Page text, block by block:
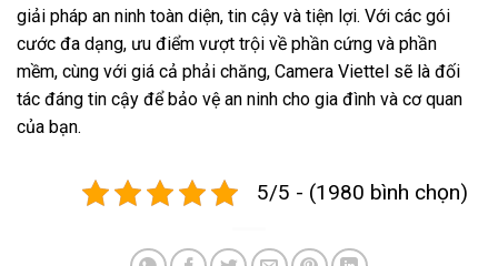
giải pháp an ninh toàn diện, tin cậy và tiện lợi. Với các gói
cước đa dạng, ưu điểm vượt trội về phần cứng và phần
mềm, cùng với giá cả phải chăng, Camera Viettel sẽ là đối
tác đáng tin cậy để bảo vệ an ninh cho gia đình và cơ quan
của bạn.
5/5 - (1980 bình chọn)